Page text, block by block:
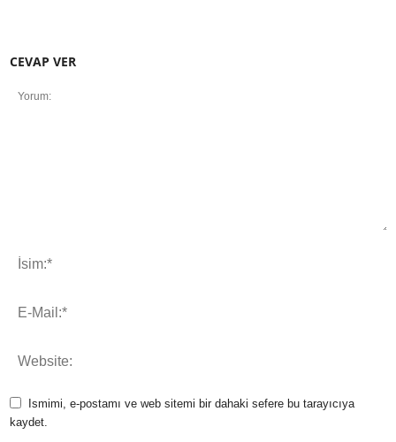
CEVAP VER
Ismimi, e-postamı ve web sitemi bir dahaki sefere bu tarayıcıya
kaydet.